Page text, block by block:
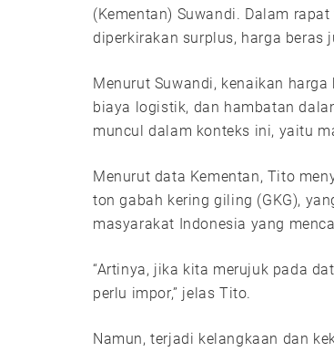
(Kementan) Suwandi. Dalam
diperkirakan surplus, harga beras
Menurut Suwandi, kenaikan
biaya logistik, dan hambatan
muncul dalam konteks ini, yaitu
Menurut data Kementan, Tito
ton gabah kering giling (GKG),
masyarakat Indonesia yang
“Artinya, jika kita merujuk pada
perlu impor,” jelas Tito.
Namun, terjadi kelangkaan dan